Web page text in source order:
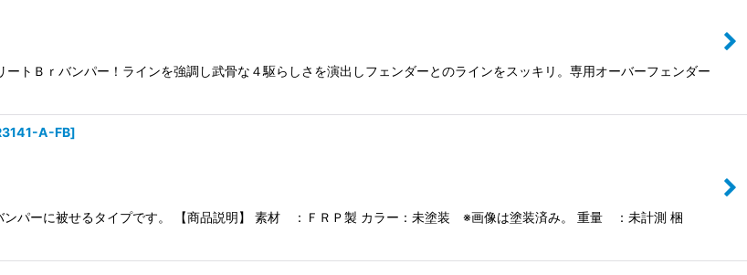
トＢｒバンパー！ラインを強調し武骨な４駆らしさを演出しフェンダーとのラインをスッキリ。専用オーバーフェンダー
A-FB]
ンパーに被せるタイプです。 【商品説明】 素材 ：ＦＲＰ製 カラー：未塗装 ※画像は塗装済み。 重量 ：未計測 梱